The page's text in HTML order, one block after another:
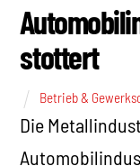
stottert
Betrieb &
Die